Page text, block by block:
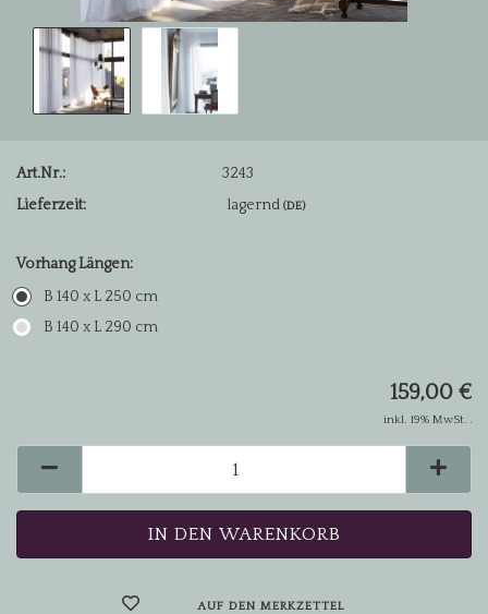
Art.Nr.:
3243
Lieferzeit:
lagernd(DE)
Vorhang Längen:
B 140 x L 250 cm
B 140 x L 290 cm
159,00 €
inkl. 19% MwSt. .
AUF DEN MERKZETTEL